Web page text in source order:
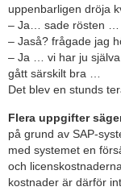
uppenbarligen dröja
– Ja… sade rösten …
– Jaså? frågade jag
– Ja … vi har ju
gått särskilt bra …
Det blev en stunds
Flera uppgifter
på grund av SAP-
med systemet en
och
kostnader är därför